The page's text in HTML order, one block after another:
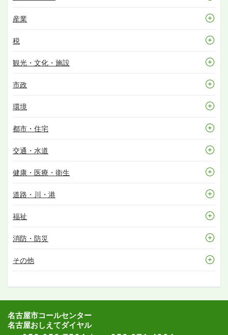
産業
税
観光・文化・施設
市政
環境
都市・住宅
交通・水道
健康・医療・衛生
道路・川・港
福祉
消防・防災
その他
名古屋市コールセンター
名古屋おしえてダイヤル